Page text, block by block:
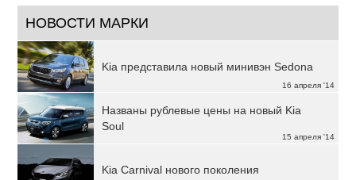
НОВОСТИ МАРКИ
16 апреля '14
Kia представила новый минивэн Sedona
15 апреля '14
Названы рублевые цены на новый Kia
Soul
Kia Carnival нового поколения